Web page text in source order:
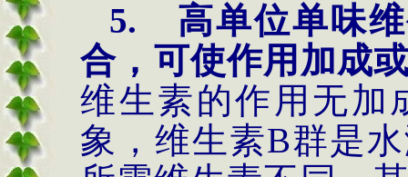
5.
高单位单味
合，可使作用加成
维生素的作用无加
象，维生素B群是